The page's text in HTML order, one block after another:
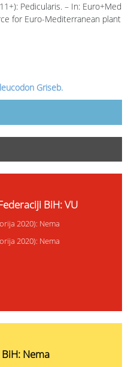
Pedicularis. – In: Euro+Med
for Euro-Mediterranean plant
Griseb.
BiH: VU
2020): Nema
2020): Nema
Nema